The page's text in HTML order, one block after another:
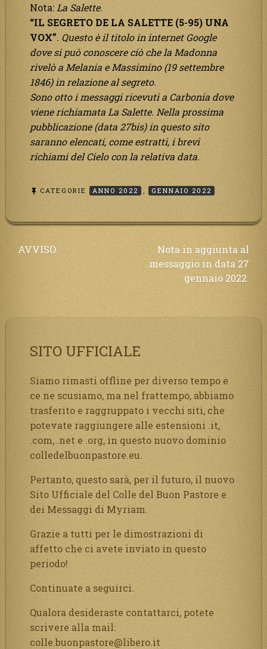
Nota: La Salette.
“IL SEGRETO DE LA SALETTE (5-95) UNA
VOX”. Questo è il titolo in internet Google
dove si può conoscere ciò che la Madonna
rivelò a Melania e Massimino (19 settembre
1846) in relazione al segreto.
Sono otto i messaggi ricevuti a Carbonia dove
viene richiamata La Salette. Nella prossima
pubblicazione (data 27bis) in questo sito
saranno elencati, come estratti, i brevi
richiami del Cielo con la relativa data.
CATEGORIE ANNO 2022 , GENNAIO 2022
Navigazione
AVVISO.
Nota in aggiunta al
messaggio in data 27
gennaio 2022.
SITO UFFICIALE
Siamo rimasti offline per diverso tempo e
ce ne scusiamo, ma nel frattempo, abbiamo
trasferito e raggruppato i vecchi siti, che
potevate raggiungere alle estensioni .it,
.com, .net e .org, in questo nuovo dominio
colledelbuonpastore.eu.
Pertanto, questo sarà, per il futuro, il nuovo
Sito Ufficiale del Colle del Buon Pastore e
dei Messaggi di Myriam.
Grazie a tutti per le dimostrazioni di
affetto che ci avete inviato in questo
periodo!
Continuate a seguirci.
Qualora desideraste contattarci, potete
scrivere alla mail:
colle.buonpastore@libero.it